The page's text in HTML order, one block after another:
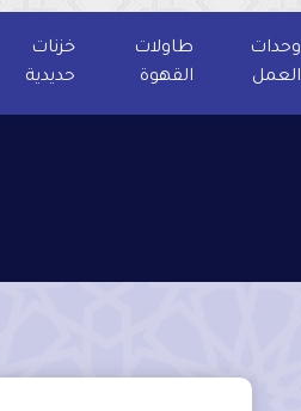
وحدات
العمل
طاولات
القهوة
خزنات
حديدية